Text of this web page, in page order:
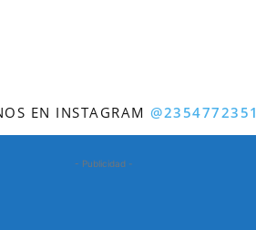
EN INSTAGRAM@2354772351
- Publicidad -